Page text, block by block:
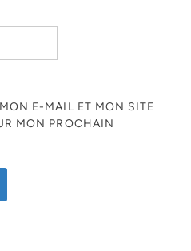
E-MAIL ET MON SITE
MON PROCHAIN